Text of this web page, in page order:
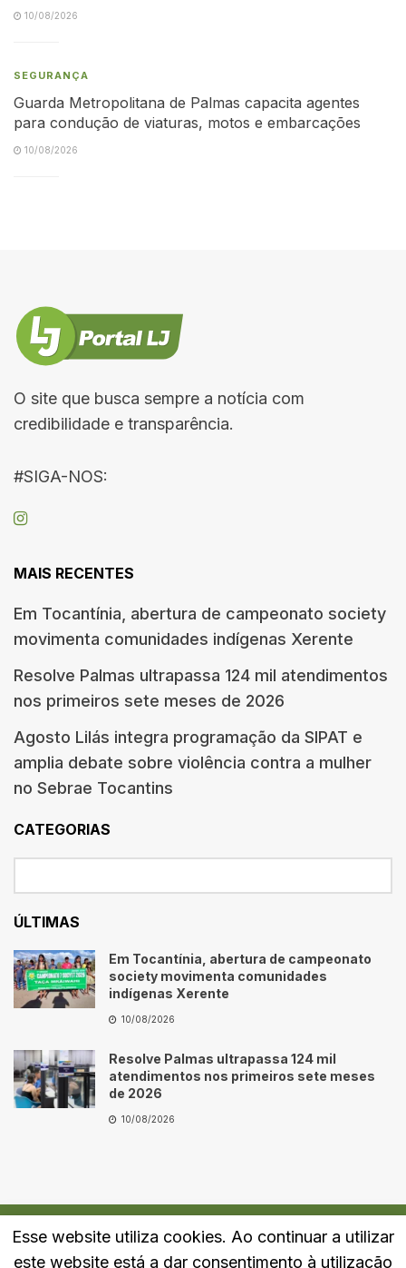
10/08/2026
SEGURANÇA
Guarda Metropolitana de Palmas capacita agentes
para condução de viaturas, motos e embarcações
10/08/2026
O site que busca sempre a notícia com
credibilidade e transparência.
#SIGA-NOS:
MAIS RECENTES
Em Tocantínia, abertura de campeonato society
movimenta comunidades indígenas Xerente
Resolve Palmas ultrapassa 124 mil atendimentos
nos primeiros sete meses de 2026
Agosto Lilás integra programação da SIPAT e
amplia debate sobre violência contra a mulher
no Sebrae Tocantins
CATEGORIAS
ÚLTIMAS
Em Tocantínia, abertura de campeonato
society movimenta comunidades
indígenas Xerente
10/08/2026
Resolve Palmas ultrapassa 124 mil
atendimentos nos primeiros sete meses
de 2026
10/08/2026
Quem Somos Fale Conosco Política de Privacidade
Esse website utiliza cookies. Ao continuar a utilizar
este website está a dar consentimento à utilização